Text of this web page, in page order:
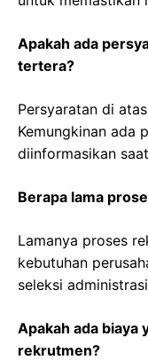
Apakah ada
tertera?
Persyaratan di
Kemungkinan ada
diinformasikan
Berapa lama
Lamanya proses
kebutuhan
seleksi
Apakah ada biaya
rekrutmen?